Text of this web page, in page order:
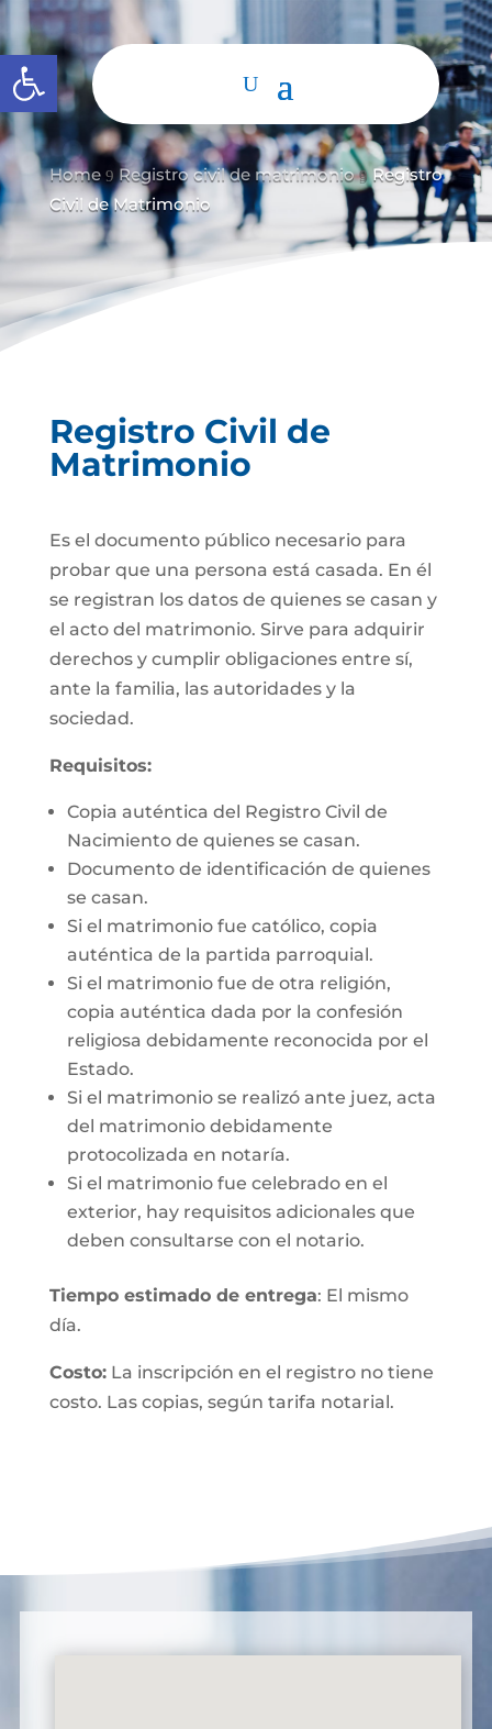
Abrir barra de herramientas
Home 9 Registro civil de matrimonio 9 Registro
Civil de Matrimonio
Registro Civil de
Matrimonio
Es el documento público necesario para
probar que una persona está casada. En él
se registran los datos de quienes se casan y
el acto del matrimonio. Sirve para adquirir
derechos y cumplir obligaciones entre sí,
ante la familia, las autoridades y la
sociedad.
Requisitos:
Copia auténtica del Registro Civil de
Nacimiento de quienes se casan.
Documento de identificación de quienes
se casan.
Si el matrimonio fue católico, copia
auténtica de la partida parroquial.
Si el matrimonio fue de otra religión,
copia auténtica dada por la confesión
religiosa debidamente reconocida por el
Estado.
Si el matrimonio se realizó ante juez, acta
del matrimonio debidamente
protocolizada en notaría.
Si el matrimonio fue celebrado en el
exterior, hay requisitos adicionales que
deben consultarse con el notario.
Tiempo estimado de entrega: El mismo
día.
Costo:La inscripción en el registro no tiene
costo. Las copias, según tarifa notarial.